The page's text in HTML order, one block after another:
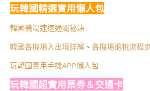
玩韓國精選實用懶人包
韓國機場速速通關秘訣
韓國各機場入出境詳解 、 各機場退稅流程
玩韓國實用手機APP懶人包
玩韓國超實用票券＆交通卡